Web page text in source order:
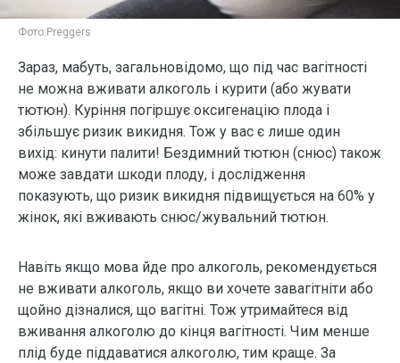
Фото: Preggers
Зараз, мабуть, загальновідомо, що під час вагітності
не можна вживати алкоголь і курити (або жувати
тютюн). Куріння погіршує оксигенацію плода і
збільшує ризик викидня. Тож у вас є лише один
вихід: кинути палити! Бездимний тютюн (снюс) також
може завдати шкоди плоду, і дослідження
показують, що ризик викидня підвищується на 60% у
жінок, які вживають снюс/жувальний тютюн.
Навіть якщо мова йде про алкоголь, рекомендується
не вживати алкоголь, якщо ви хочете завагітніти або
щойно дізналися, що вагітні. Тож утримайтеся від
вживання алкоголю до кінця вагітності. Чим менше
плід буде піддаватися алкоголю, тим краще. За